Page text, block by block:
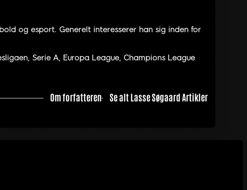
og esport. Generelt interesserer han sig inden for
Serie A, Europa League, Champions League
Om forfatteren Se alt Lasse Søgaard Artikler